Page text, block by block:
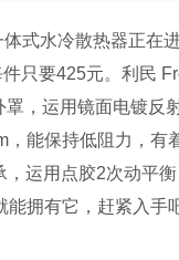
体式水冷散热器正在
只要425元。利民
，运用镜面电镀
，能保持低阻力，
运用点胶2次动平
能拥有它，赶紧入手